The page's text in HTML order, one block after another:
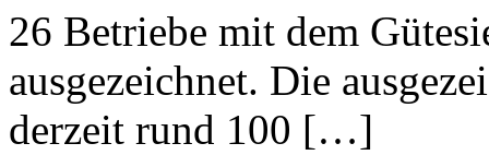
26 Betriebe mit dem
ausgezeichnet. Die
derzeit rund 100 […]